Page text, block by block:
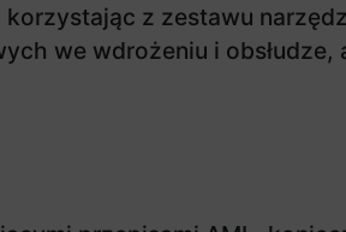
z zestawu
we wdrożeniu i